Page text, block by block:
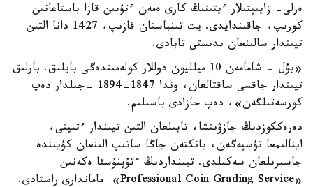
ەرلى- زايىپتىلار ءيتىنىڭ كارى ەمەن ءتۇبىن قازا باستاعانىن
كورىپ، جاقىندايدى. يت تىنباستان قازىپ، 1427 دانا التىن
تيىندار سالىنعان ىدىستى تابادى.
«بۇل - شامامەن 10 ميلليون دوللار كولەمىندەگى بايلىق. بارلىق
تيىندار جاقسى ساقتالعان، وندا 1847-1894 -جىلدار دەپ
كورسەتىلگەن»، دەپ جازادى باسىلىم.
دەرەككوزدىڭ جازۋىنشا، تابىلعان التىن تيىندار ءتىپتى،
اينالىمعا تۇسپەگەن، بانكتەن جاڭا ساتىپ الىنعان كۇيىندە
جاسىرىلعان سەكىلدى. تيىنداردىڭ ءتۇپنۇسقا ەكەنىن
«Professional Coin Grading Service» ماماندارى راستادى.